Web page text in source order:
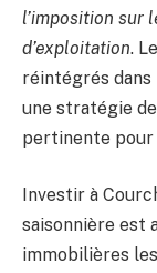
l’imposition sur
d’exploitation.
réintégrés dans
une stratégie
pertinente
Investir à
saisonnière est
immobilières